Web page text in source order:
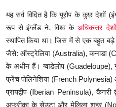
यह सर्व विदित है कि यूरोप के कुछ देशों
रूप से इंग्लैंड ने, विश्व केअधिकत्तर
स्थापित किया था। जिस में से एक बहुत
जैसे: ऑस्ट्रेलिया (Australia), कनाडा
के अधीन हैं। ग्वाडेलोप
फ्रेंच पोलिनेशिया (French
प्रायद्वीप (Iberian Peninsula),
अफ्रीका के सेउटा और मेलिला शहर